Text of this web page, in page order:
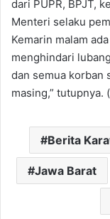
dari PUPR, BPJT,
Menteri selaku
Kemarin malam
menghindari
dan semua korban
masing,” tutupnya.
Berita
Jawa Barat